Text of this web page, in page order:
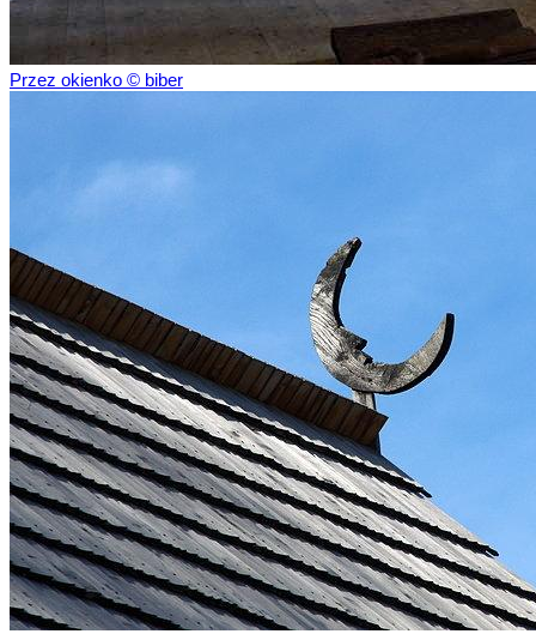
Przez okienko © biber